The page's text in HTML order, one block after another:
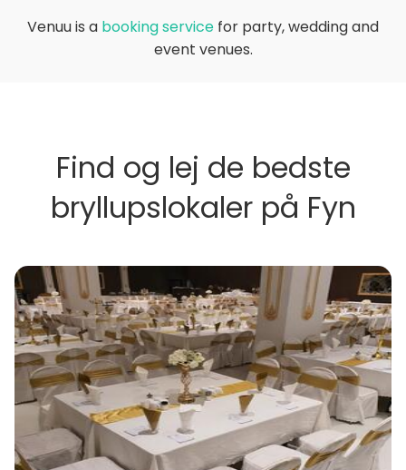
Venuu is a booking service for party, wedding and
event venues.
Find og lej de bedste
bryllupslokaler på Fyn